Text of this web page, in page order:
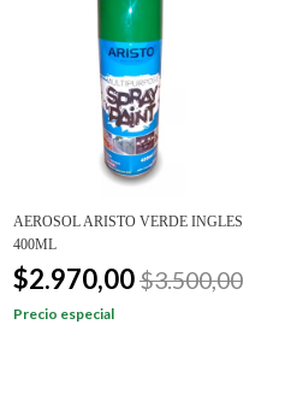
AEROSOL ARISTO VERDE INGLES
400ML
$2.970,00$3.500,00
Precio especial